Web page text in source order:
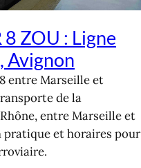
8 ZOU : Ligne
Avignon
entre Marseille et
de la
entre Marseille et
pratique et horaires pour